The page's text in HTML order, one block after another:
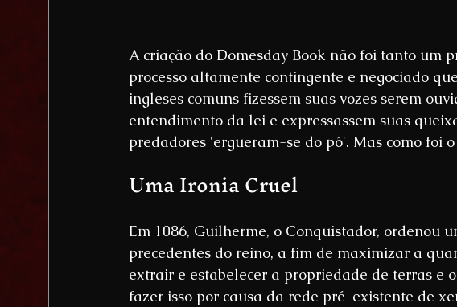
A criação do Domesday Book não foi tanto um
processo altamente contingente e negociado
ingleses comuns fizessem suas vozes serem
entendimento da lei e expressassem suas
predadores 'ergueram-se do pó'. Mas como foi o
Uma Ironia Cruel
Em 1086, Guilherme, o Conquistador, ordenou
precedentes do reino, a fim de maximizar a
extrair e estabelecer a propriedade de terras e
fazer isso por causa da rede pré-existente de